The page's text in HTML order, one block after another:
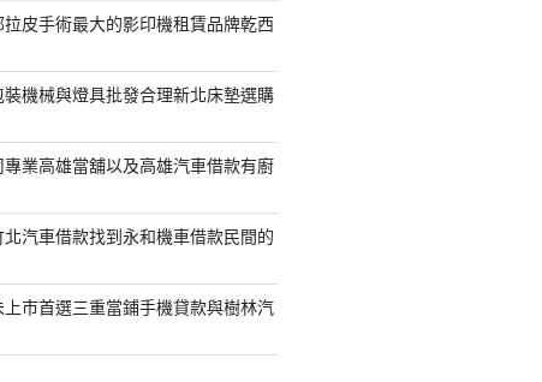
皮手術最大的影印機租賃品牌乾西
機械與燈具批發合理新北床墊選購
業高雄當舖以及高雄汽車借款有廚
汽車借款找到永和機車借款民間的
市首選三重當鋪手機貸款與樹林汽